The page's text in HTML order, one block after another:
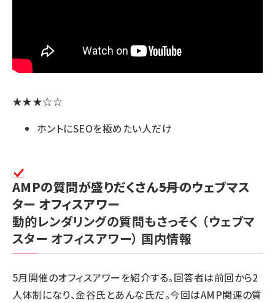
★★★☆☆
ホントにSEOを極めたい人だけ
AMPの質問が盛りだくさん――5月のウェブマス
ター オフィスアワー
動的レンダリングの質問もさっそく （ウェブマ
スター オフィスアワー） 国内情報
5月開催のオフィスアワーを紹介する。回答者は前回から2
人体制になり、金谷氏とあんな氏だ。今回はAMP関連の質